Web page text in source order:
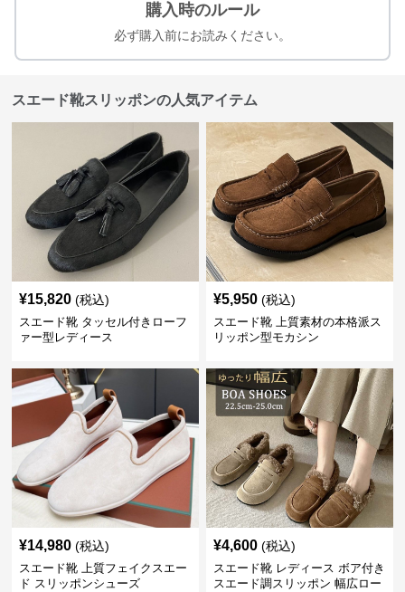
購入時のルール
必ず購入前にお読みください。
スエード靴スリッポンの人気アイテム
¥15,820 (税込)
スエード靴 タッセル付きローフ
ァー型レディース
¥5,950 (税込)
スエード靴 上質素材の本格派ス
リッポン型モカシン
¥14,980 (税込)
スエード靴 上質フェイクスエー
ド スリッポンシューズ
¥4,600 (税込)
スエード靴 レディース ボア付き
スエード調スリッポン 幅広ロー